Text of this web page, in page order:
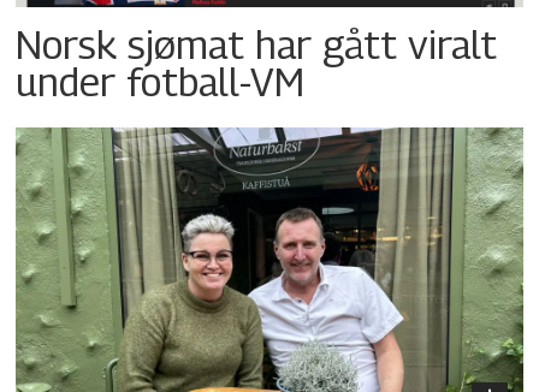
Norsk sjømat har gått viralt
under fotball-VM